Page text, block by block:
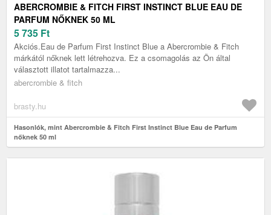
ABERCROMBIE & FITCH FIRST INSTINCT BLUE EAU DE
PARFUM NŐKNEK 50 ML
5 735 Ft
Akciós.Eau de Parfum First Instinct Blue a Abercrombie & Fitch
márkától nőknek lett létrehozva. Ez a csomagolás az Ön által
választott illatot tartalmazza...
abercrombie & fitch
brasty.hu
Hasonlók, mint Abercrombie & Fitch First Instinct Blue Eau de Parfum
nőknek 50 ml